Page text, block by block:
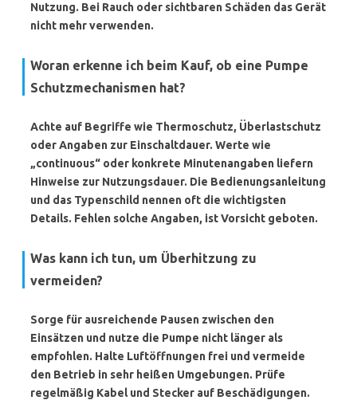
Nutzung. Bei Rauch oder sichtbaren Schäden das Gerät
nicht mehr verwenden.
Woran erkenne ich beim Kauf, ob eine Pumpe
Schutzmechanismen hat?
Achte auf Begriffe wie Thermoschutz, Überlastschutz
oder Angaben zur Einschaltdauer. Werte wie
„continuous“ oder konkrete Minutenangaben liefern
Hinweise zur Nutzungsdauer. Die Bedienungsanleitung
und das Typenschild nennen oft die wichtigsten
Details. Fehlen solche Angaben, ist Vorsicht geboten.
Was kann ich tun, um Überhitzung zu
vermeiden?
Sorge für ausreichende Pausen zwischen den
Einsätzen und nutze die Pumpe nicht länger als
empfohlen. Halte Luftöffnungen frei und vermeide
den Betrieb in sehr heißen Umgebungen. Prüfe
regelmäßig Kabel und Stecker auf Beschädigungen.